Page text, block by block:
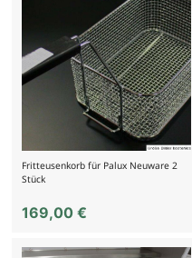
Fritteusenkorb für Palux Neuware 2
Stück
169,00 €